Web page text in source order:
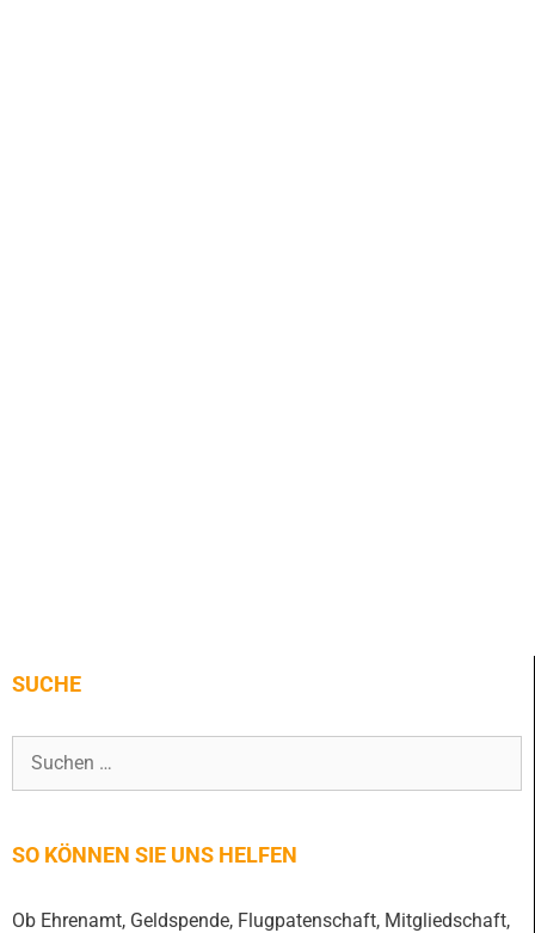
SUCHE
SO KÖNNEN SIE UNS HELFEN
Ob Ehrenamt, Geldspende, Flugpatenschaft, Mitgliedschaft,